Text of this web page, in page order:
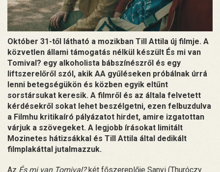
Október 31-től látható a mozikban Till Attila új filmje. A
közvetlen állami támogatás nélkül készült És mi van
Tomival? egy alkoholista bábszínészről és egy
liftszerelőről szól, akik AA gyűléseken próbálnak úrrá
lenni betegségükön és közben egyik eltűnt
sorstársukat keresik. A filmről és az általa felvetett
kérdésekről sokat lehet beszélgetni, ezen felbuzdulva
a Filmhu kritikaíró pályázatot hirdet, amire izgatottan
várjuk a szövegeket. A legjobb írásokat limitált
Mozinetes hátizsákkal és Till Attila által dedikált
filmplakáttal jutalmazzuk.
Az És mi van Tomival?két főszereplője Sanyi (Thuróczy